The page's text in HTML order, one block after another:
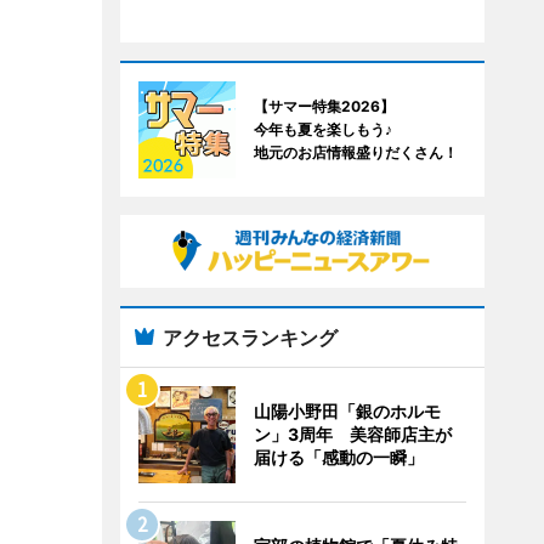
【サマー特集2026】
今年も夏を楽しもう♪
地元のお店情報盛りだくさん！
アクセスランキング
山陽小野田「銀のホルモ
ン」3周年 美容師店主が
届ける「感動の一瞬」